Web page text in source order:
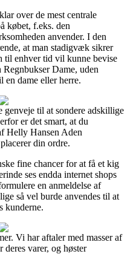
over de mest centrale
købet, f.eks. den
anvender. I den
at man stadigvæk sikrer
til enhver tid vil kunne bevise
Dame, uden
en dame eller herre.
til at sondere adskillige
er det smart, at du
Helly Hansen Aden
din ordre.
fine chancer for at få et kig
ses endda internet shops
en anmeldelse af
så vel burde anvendes til at
kunderne.
Vi har aftaler med masser af
deres varer, og høster